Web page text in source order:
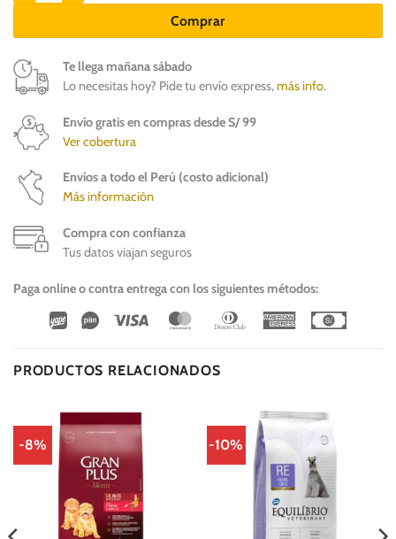
Comprar
Te llega mañana sábado
Lo necesitas hoy? Pide tu envío express,más info.
Envío gratis en compras desde S/ 99
Ver cobertura
Envíos a todo el Perú (costo adicional)
Más información
Compra con confianza
Tus datos viajan seguros
Paga online o contra entrega con los siguientes métodos:
Wirecard
Vipps Visa MasterCardDinners
American
PRODUCTOS RELACIONADOS
-8% -10%